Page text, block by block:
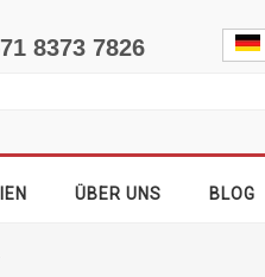
8373 7826
ÜBER UNS BLOG